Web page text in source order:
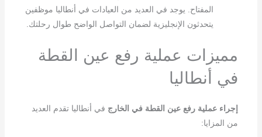
المفتاح. يوجد في العديد من العيادات في أنطاليا موظفين
يتحدثون الإنجليزية لضمان التواصل الواضح طوال رحلتك.
مميزات عملية رفع عين القطة
في أنطاليا
إجراء عملية رفع عين القطة في الخارج في أنطاليا تقدم العديد
من المزايا: